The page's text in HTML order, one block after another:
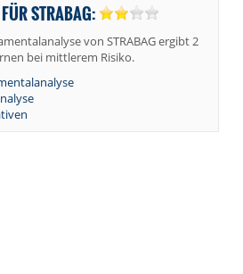
STRABAG:
von STRABAG ergibt 2
bei mittlerem Risiko.